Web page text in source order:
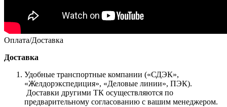
Оплата/Доставка
Доставка
Удобные транспортные компании («СДЭК»,
«Желдорэкспедиция», «Деловые линии», ПЭК).
Доставки другими ТК осуществляются по
предварительному согласованию с вашим менеджером.